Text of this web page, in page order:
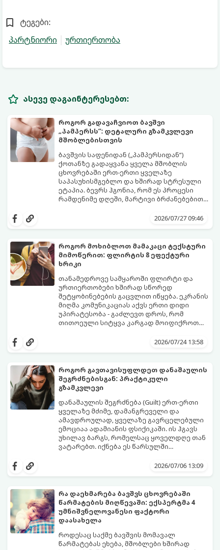
ტეგები:
პარტნიორი
ურთიერთობა
ასევე დაგაინტერესებთ:
როგორ გადავაჩვიოთ ბავშვი
„პამპერსს“: დეტალური გზამკვლევი
მშობლებისთვის
ბავშვის საფენიდან („პამპერსიდან“)
ქოთანზე გადაყვანა ყველა მშობლის
ცხოვრებაში ერთ-ერთი ყველაზე
საპასუხისმგებლო და ხშირად სტრესული
ეტაპია. ბევრს ჰგონია, რომ ეს პროცესი
რამდენიმე დღეში, მარტივი ბრძანებებით
ფიზიოლოგიური და ფსიქოლოგიური
მოთმინებას მოითხოვს.
როგორ გახადოთ ეს პროცესი2026/07/27 09:46
როგორ მოხიბლოთ მამაკაცი ტექსტური
მიმოწერით: ფლირტის 8 ეფექტური
ხრიკი
თანამედროვე სამყაროში ფლირტი და
ურთიერთობები ხშირად სწორედ
შეტყობინებების გაცვლით იწყება. ეკრანის
მიღმა კომუნიკაციას აქვს ერთი დიდი
უპირატესობა - გაძლევთ დროს, რომ
თითოეული სიტყვა კარგად მოიფიქროთ
მოაცილოს და მოუთმენლად ელოდოს
წესი:
2026/07/24 13:58
როგორ გავთავისუფლდეთ დანაშაულის
შეგრძნებისგან: პრაქტიკული
გზამკვლევი
დანაშაულის შეგრძნება (Guilt) ერთ-ერთი
ყველაზე მძიმე, დამანგრეველი და
ამავდროულად, ყველაზე გავრცელებული
ემოციაა ადამიანის ფსიქიკაში. ის ჰგავს
უხილავ ბარგს, რომელსაც ყოველდღე თან
ვატარებთ. იქნება ეს წარსულში
ტკენა, ოჯახის წევრებისთვის
გადაჭარბებული მოთხოვნები
-დანაშაულის განცდა შიგნიდან ფიტავს
ადამიანს და ართმევს მას აწმყოთი
ტკბობის უნარს.
დანაშაულის გრძნობას აქვს თავისი
საკუთარი თუ საზოგადოებრივი მორალური
კოდექსი. თუმცა, როდესაც ეს ემოცია
ქრონიკულ ფორმას იღებს, ის ნევროზულ,
ტოქსიკურ სინდრომად იქცევა.
გთავაზობთ პრაქტიკულ, ფსიქოლოგიურ
გზამკვლევს, თუ როგორ დაამუშაოთ
წარსულის შეცდომები და
გათავისუფლდეთ ამ მძიმე ტვირთისგან:
2026/07/06 13:09
რა დაეხმარება ბავშვს ცხოვრებაში
წარმატების მიღწევაში: ექსპერტმა 4
უმნიშვნელოვანესი ფაქტორი
დაასახელა
როდესაც საქმე ბავშვის მომავალ
წარმატებას ეხება, მშობლები ხშირად